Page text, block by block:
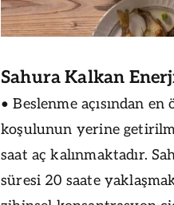
Sahura Kalkan
• Beslenme açısından
koşulunun yerine
saat aç kalınmaktadır.
süresi 20 saate